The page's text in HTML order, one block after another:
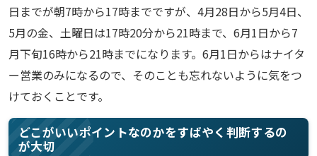
日までが朝7時から17時までですが、4月28日から5月4日、
5月の金、土曜日は17時20分から21時まで、6月1日から7
月下旬16時から21時までになります。6月1日からはナイタ
ー営業のみになるので、そのことも忘れないように気をつ
けておくことです。
どこがいいポイントなのかをすばやく判断するの
が大切